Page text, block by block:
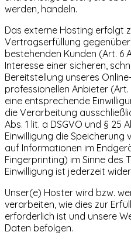
werden, handeln.
Das externe Hosting erfolgt
Vertragserfüllung
bestehenden Kunden (Art. 6
Interesse einer sicheren,
Bereitstellung unseres
professionellen Anbieter (Art.
eine entsprechende
die Verarbeitung
Abs. 1 lit. a DSGVO und § 25
Einwilligung die
auf Informationen im
Fingerprinting) im Sinne des
Einwilligung ist jederzeit
Unser(e) Hoster wird bzw.
verarbeiten, wie dies zur
erforderlich ist und unsere
Daten befolgen.